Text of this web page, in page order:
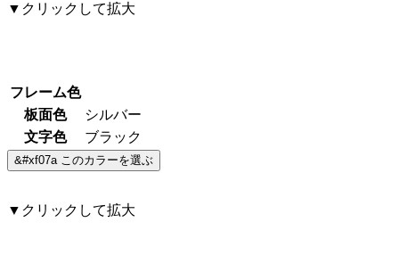
▼クリックして拡大
フレーム色
板面色
シルバー
文字色
ブラック
▼クリックして拡大